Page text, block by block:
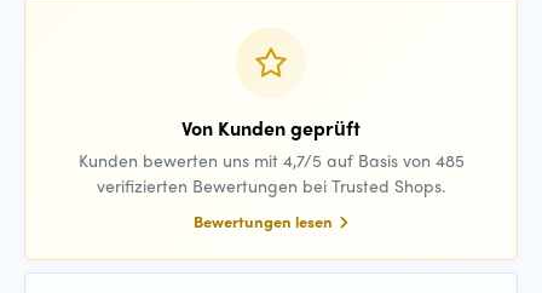
Von Kunden geprüft
Kunden bewerten uns mit 4,7/5 auf Basis von 485
verifizierten Bewertungen bei Trusted Shops.
Bewertungen lesen